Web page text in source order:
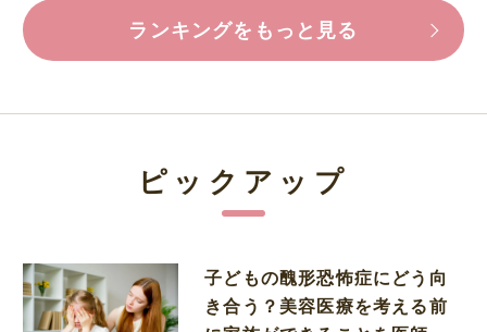
ランキングをもっと見る
ピックアップ
子どもの醜形恐怖症にどう向
き合う？美容医療を考える前